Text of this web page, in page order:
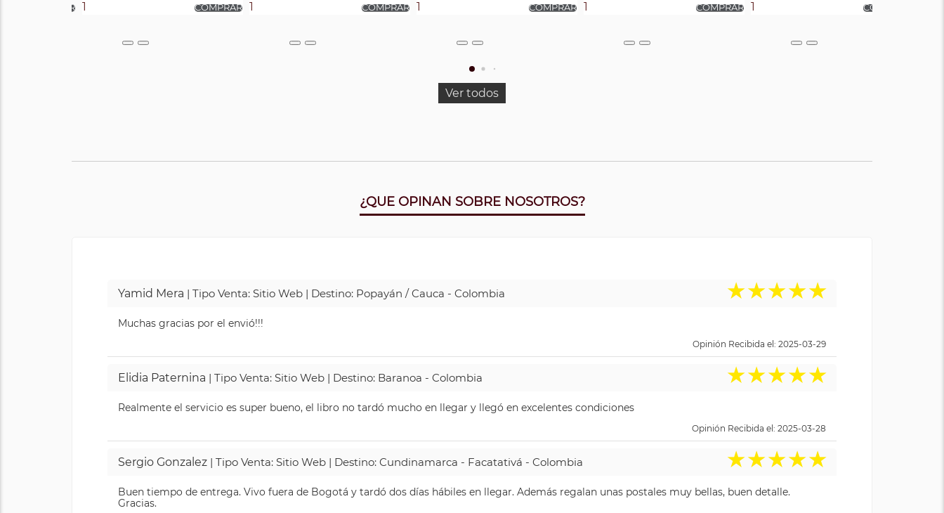
Ver todos
¿QUE OPINAN SOBRE NOSOTROS?
Yamid Mera | Tipo Venta: Sitio Web | Destino: Popayán / Cauca - Colombia ★★★★★
Muchas gracias por el envió!!!
Opinión Recibida el: 2025-03-29
Elidia Paternina | Tipo Venta: Sitio Web | Destino: Baranoa - Colombia ★★★★★
Realmente el servicio es super bueno, el libro no tardó mucho en llegar y llegó en excelentes condiciones
Opinión Recibida el: 2025-03-28
Sergio Gonzalez | Tipo Venta: Sitio Web | Destino: Cundinamarca - Facatativá - Colombia ★★★★★
Buen tiempo de entrega. Vivo fuera de Bogotá y tardó dos días hábiles en llegar. Además regalan unas postales muy bellas, buen detalle.
Gracias.